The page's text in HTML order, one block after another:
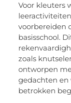
Voor kleuters
voorbereiden
basisschool.
zoals
ontworpen
gedachten en
betrokken